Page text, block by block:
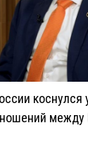
коснулся
между